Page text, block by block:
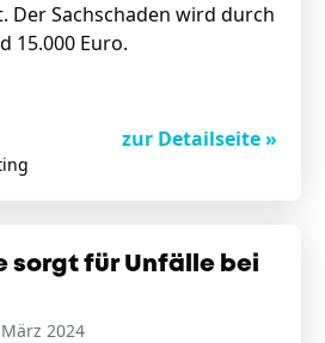
Der Sachschaden wird durch
15.000 Euro.
zur Detailseite »
sorgt für Unfälle bei
2024